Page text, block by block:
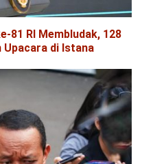
81 RI Membludak, 128
Upacara di Istana